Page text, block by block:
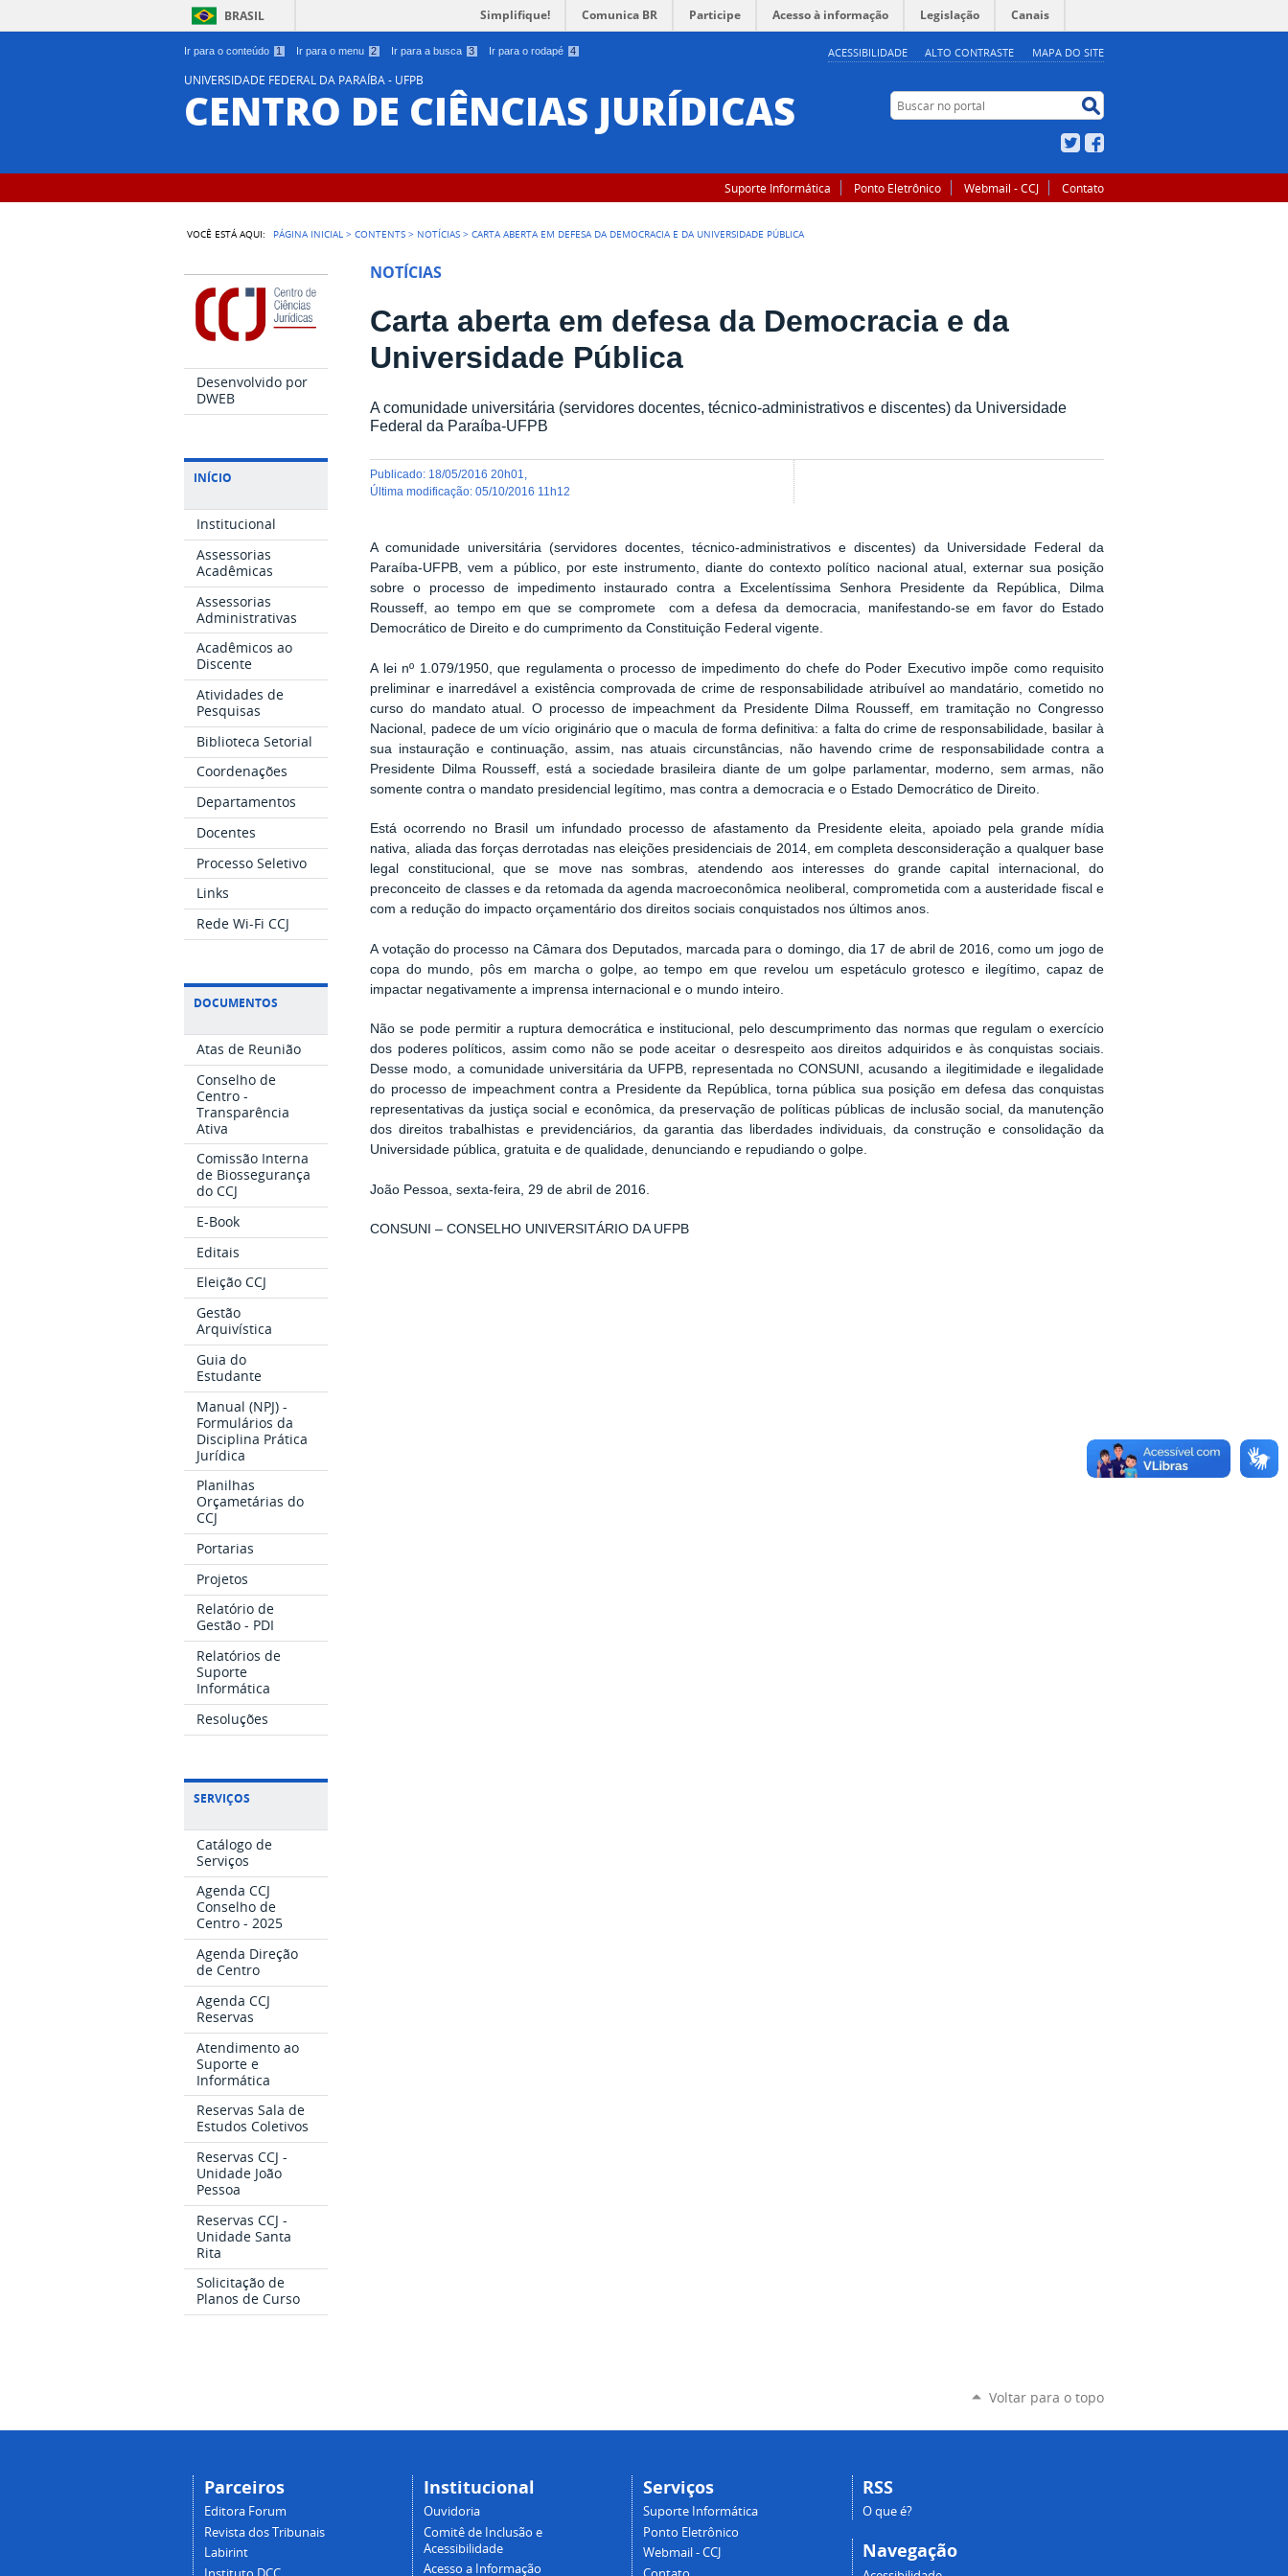
Ir para o conteúdo 1 Ir para o menu 2 Ir para a busca 3 Ir para o rodapé 4 ACESSIBILIDADE ALTO CONTRASTE MAPA DO SITE
BRASIL Simplifique! Comunica BR Participe Acesso à informação Legislação Canais
UNIVERSIDADE FEDERAL DA PARAÍBA - UFPB
CENTRO DE CIÊNCIAS JURÍDICAS Buscar no portal
Twitter
Suporte Informática Ponto Eletrônico Webmail - CCJ Contato
VOCÊ ESTÁ AQUI: PÁGINA INICIAL >CONTENTS > NOTÍCIAS >CARTA ABERTA EM DEFESA DA DEMOCRACIA E DA UNIVERSIDADE PÚBLICA
Desenvolvido por
DWEB
INÍCIO
Institucional
Assessorias
Acadêmicas
Assessorias
Administrativas
Acadêmicos ao
Discente
Atividades de
Pesquisas
Biblioteca Setorial
Coordenações
Departamentos
Docentes
Processo Seletivo
Links
Rede Wi-Fi CCJ
DOCUMENTOS
Atas de Reunião
Conselho de
Centro -
Transparência
Ativa
Comissão Interna
de Biossegurança
do CCJ
E-Book
Editais
Eleição CCJ
Gestão
Arquivística
Guia do
Estudante
Manual (NPJ) -
Formulários da
Disciplina Prática
Jurídica
Planilhas
Orçametárias do
CCJ
Portarias
Projetos
Relatório de
Gestão - PDI
Relatórios de
Suporte
Informática
Resoluções
SERVIÇOS
Catálogo de
Serviços
Agenda CCJ
Conselho de
Centro - 2025
Agenda Direção
de Centro
Agenda CCJ
Reservas
Atendimento ao
Suporte e
Informática
Reservas Sala de
Estudos Coletivos
Reservas CCJ -
Unidade João
Pessoa
Reservas CCJ -
Unidade Santa
Rita
Solicitação de
Planos de Curso
NOTÍCIAS
Carta aberta em defesa da Democracia e da
Universidade Pública
A comunidade universitária (servidores docentes, técnico-administrativos e discentes) da Universidade
Federal da Paraíba-UFPB
publicado: 18/05/2016 20h01
última modificação:05/10/2016 11h12
A comunidade universitária (servidores docentes, técnico-administrativos e discentes) da Universidade Federal da
Paraíba-UFPB, vem a público, por este instrumento, diante do contexto político nacional atual, externar sua posição
sobre o processo de impedimento instaurado contra a Excelentíssima Senhora Presidente da República, Dilma
Rousseff, ao tempo em que se compromete com a defesa da democracia, manifestando-se em favor do Estado
Democrático de Direito e do cumprimento da Constituição Federal vigente.
A lei nº 1.079/1950, que regulamenta o processo de impedimento do chefe do Poder Executivo impõe como requisito
preliminar e inarredável a existência comprovada de crime de responsabilidade atribuível ao mandatário, cometido no
curso do mandato atual. O processo de impeachment da Presidente Dilma Rousseff, em tramitação no Congresso
Nacional, padece de um vício originário que o macula de forma definitiva: a falta do crime de responsabilidade, basilar à
sua instauração e continuação, assim, nas atuais circunstâncias, não havendo crime de responsabilidade contra a
Presidente Dilma Rousseff, está a sociedade brasileira diante de um golpe parlamentar, moderno, sem armas, não
somente contra o mandato presidencial legítimo, mas contra a democracia e o Estado Democrático de Direito.
Está ocorrendo no Brasil um infundado processo de afastamento da Presidente eleita, apoiado pela grande mídia
nativa, aliada das forças derrotadas nas eleições presidenciais de 2014, em completa desconsideração a qualquer base
legal constitucional, que se move nas sombras, atendendo aos interesses do grande capital internacional, do
preconceito de classes e da retomada da agenda macroeconômica neoliberal, comprometida com a austeridade fiscal e
com a redução do impacto orçamentário dos direitos sociais conquistados nos últimos anos.
A votação do processo na Câmara dos Deputados, marcada para o domingo, dia 17 de abril de 2016, como um jogo de
copa do mundo, pôs em marcha o golpe, ao tempo em que revelou um espetáculo grotesco e ilegítimo, capaz de
impactar negativamente a imprensa internacional e o mundo inteiro.
Não se pode permitir a ruptura democrática e institucional, pelo descumprimento das normas que regulam o exercício
dos poderes políticos, assim como não se pode aceitar o desrespeito aos direitos adquiridos e às conquistas sociais.
Desse modo, a comunidade universitária da UFPB, representada no CONSUNI, acusando a ilegitimidade e ilegalidade
do processo de impeachment contra a Presidente da República, torna pública sua posição em defesa das conquistas
representativas da justiça social e econômica, da preservação de políticas públicas de inclusão social, da manutenção
dos direitos trabalhistas e previdenciários, da garantia das liberdades individuais, da construção e consolidação da
Universidade pública, gratuita e de qualidade, denunciando e repudiando o golpe.
João Pessoa, sexta-feira, 29 de abril de 2016.
CONSUNI – CONSELHO UNIVERSITÁRIO DA UFPB
Voltar para o topo
Parceiros
Editora Forum
Revista dos Tribunais
Labirint
Institucional
Ouvidoria
Comitê de Inclusão e
Acessibilidade
Acesso a Informação
Serviços
Suporte Informática
Ponto Eletrônico
Webmail - CCJ
RSS
O que é?
Navegação